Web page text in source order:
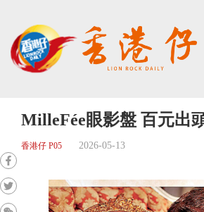
MilleFée眼影盤 百元出
香港仔 P05 2026-05-13